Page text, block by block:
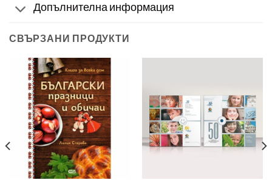
Допълнителна информация
СВЪРЗАНИ ПРОДУКТИ